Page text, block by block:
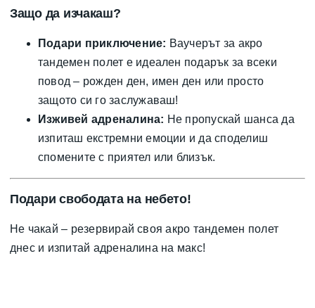
Защо да изчакаш?
Подари приключение: Ваучерът за акро
тандемен полет е идеален подарък за всеки
повод – рожден ден, имен ден или просто
защото си го заслужаваш!
Изживей адреналина: Не пропускай шанса да
изпиташ екстремни емоции и да споделиш
спомените с приятел или близък.
Подари свободата на небето!
Не чакай – резервирай своя акро тандемен полет
днес и изпитай адреналина на макс!